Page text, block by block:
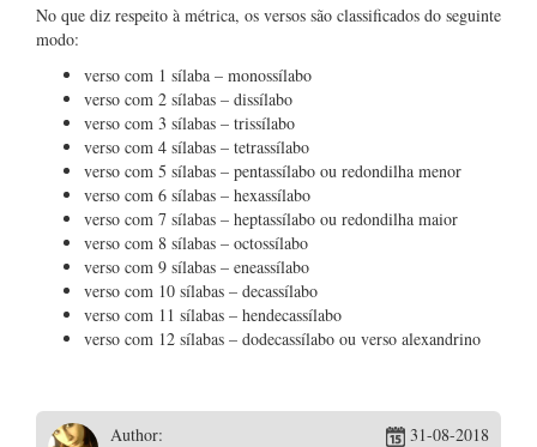
No que diz respeito à métrica, os versos são classificados do seguinte
modo:
verso com 1 sílaba – monossílabo
verso com 2 sílabas – dissílabo
verso com 3 sílabas – trissílabo
verso com 4 sílabas – tetrassílabo
verso com 5 sílabas – pentassílabo ou redondilha menor
verso com 6 sílabas – hexassílabo
verso com 7 sílabas – heptassílabo ou redondilha maior
verso com 8 sílabas – octossílabo
verso com 9 sílabas – eneassílabo
verso com 10 sílabas – decassílabo
verso com 11 sílabas – hendecassílabo
verso com 12 sílabas – dodecassílabo ou verso alexandrino
Author: 31-08-2018